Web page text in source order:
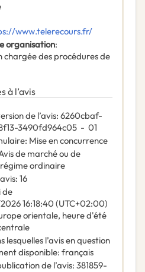
www.telerecours.fr/
organisation:
chargée des procédures de
à l’avis
de l’avis: 6260cbaf-
3490fd964c05 - 01
: Mise en concurrence
de marché ou de
régime ordinaire
: 16
de
16:18:40 (UTC+02:00)
orientale, heure d'été
lesquelles l’avis en question
disponible: français
de l’avis: 381859-